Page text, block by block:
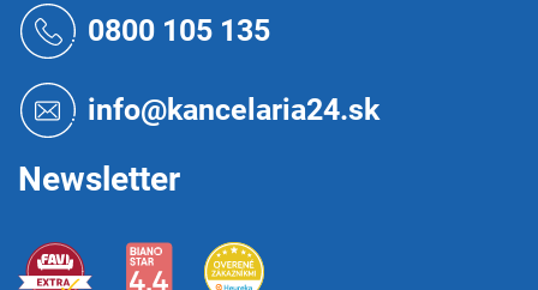
i
e
v
k
0800 105 135
info@kancelaria24.sk
Newsletter